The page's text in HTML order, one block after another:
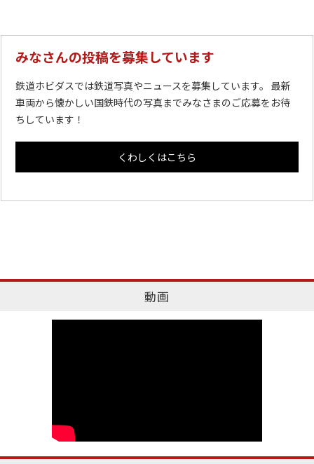
みなさんの投稿を募集しています
鉄道ホビダスでは鉄道写真やニュースを募集しています。 最新
車両から懐かしい国鉄時代の写真までみなさまのご応募をお待
ちしています！
くわしくはこちら
動画